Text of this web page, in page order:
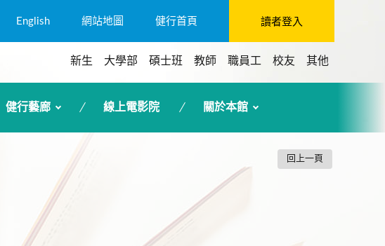
English 網站地圖 健行首頁 讀者登入
新生 大學部 碩士班 教師 職員工 校友 其他
健行藝廊 線上電影院 關於本館
回上一頁